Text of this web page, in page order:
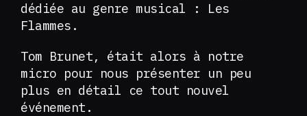
dédiée au genre musical : Les
Flammes.
Tom Brunet, était alors à notre
micro pour nous présenter un peu
plus en détail ce tout nouvel
événement.